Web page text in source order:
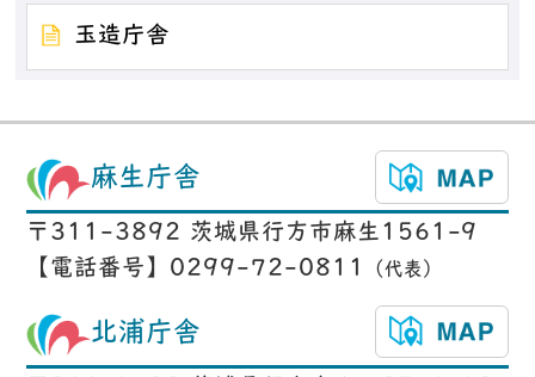
玉造庁舎
麻生庁舎
〒311-3892 茨城県行方市麻生1561-9
【電話番号】0299-72-0811
（代表）
北浦庁舎